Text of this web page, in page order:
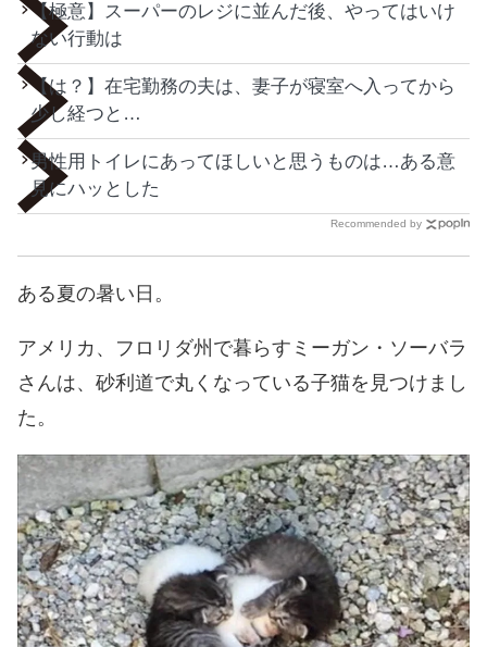
【極意】スーパーのレジに並んだ後、やってはいけ
ない行動は
【は？】在宅勤務の夫は、妻子が寝室へ入ってから
少し経つと…
男性用トイレにあってほしいと思うものは…ある意
見にハッとした
Recommended by
ある夏の暑い日。
アメリカ、フロリダ州で暮らすミーガン・ソーバラ
さんは、砂利道で丸くなっている子猫を見つけまし
た。